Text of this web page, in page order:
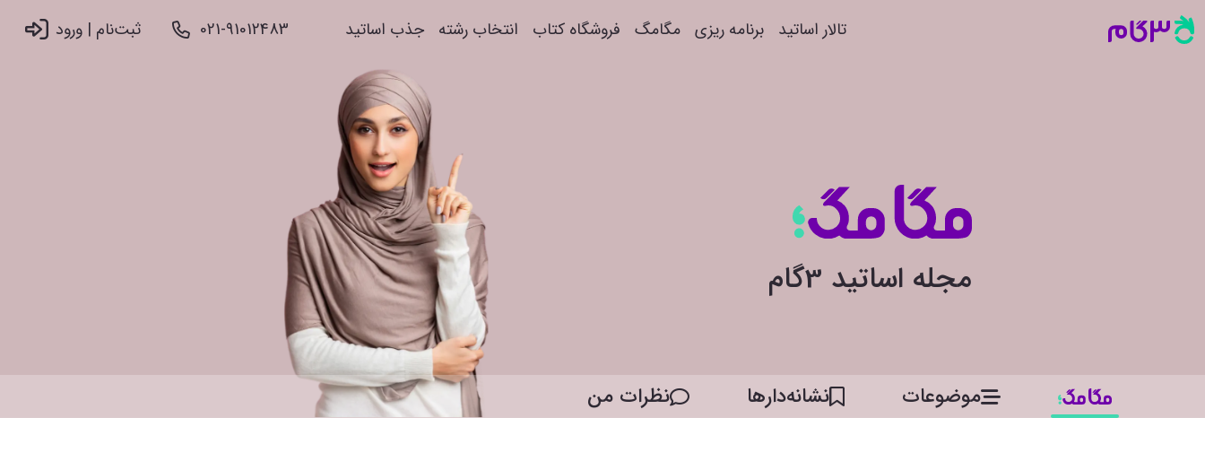
تالار اساتید برنامه ریزی مگامگ فروشگاه کتاب انتخاب رشته جذب اساتید 021-91012483 ثبت‌نام |‌ ورود
مجله اساتید 3گام
موضوعات نشانه‌دار‌ها نظرات من